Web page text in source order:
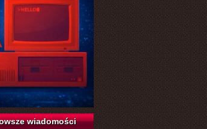
wiadomości